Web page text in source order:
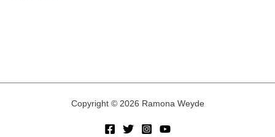
Copyright © 2026 Ramona Weyde